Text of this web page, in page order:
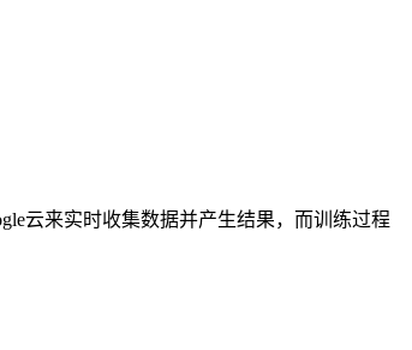
云来实时收集数据并产生结果，而训练过程